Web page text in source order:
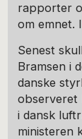
rapporter
om emnet.
Senest
Bramsen i
danske
observeret
i dansk
ministeren